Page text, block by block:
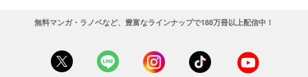
無料マンガ・ラノベなど、豊富なラインナップで188万冊以上配信中！